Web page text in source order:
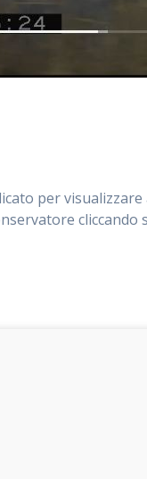
per
cliccando